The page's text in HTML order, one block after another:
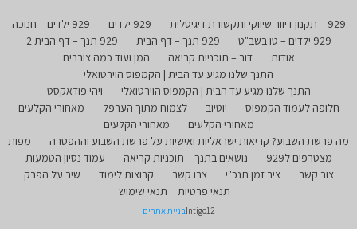
929 – תקנון דיוור שיווקי ותקשורת דיגיטלית 929 ילדים
929 ילדים – חנוכה
929 ילדים – טו בשב"ט
929 תנך – דף הבית
929 תנך – דף הבית 2
אודות
דור – תוכניות קריאה
המן ועוד כמה צוררים
התנך שלנו מגיע עד הבית | הקמפוס הוירטואלי
התנך שלנו מגיע עד הבית | הקמפוס הוירטואלי
ויהי פודאקסט
חלופה לעמוד הקמפוס
יוטיוב לצמוח מתוך הערפל
מאחורי הקלעים
מאחורי הקלעים
מאחורי הקלעים
מה פרשת השבוע? קריאות ישראליות ואישיות על פרשת השבוע וההפטרה
מפות
מצטרפים ל929
נושאים בתנך – תוכניות קריאה
עמוד נסיון הטמעות
צור קשר
ציר זמן תנכ"י צרו קשר קבוצות לימוד
שיר על הפרק
תנאי פרטיות
תנאי שימוש
Intigo12בניית אתרים